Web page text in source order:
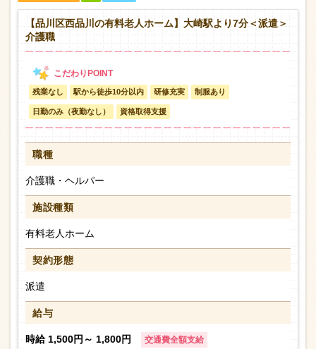
登録から就業まで
お問い合わせ
【品川区西品川の有料老人ホーム】大崎駅より7分＜派遣＞
介護職
残業なし 駅から徒歩10分以内 研修充実 制服あり
日勤のみ（夜勤なし） 資格取得支援
職種
介護職・ヘルパー
施設種類
有料老人ホーム
契約形態
派遣
給与
時給 1,500円～ 1,800円 交通費全額支給